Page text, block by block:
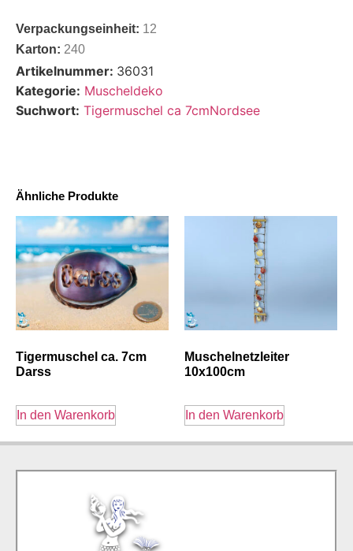
Verpackungseinheit: 12
Karton: 240
Artikelnummer: 36031
Kategorie: Muscheldeko
Suchwort: Tigermuschel ca 7cmNordsee
Ähnliche Produkte
Tigermuschel ca. 7cm
Darss
In den Warenkorb
Muschelnetzleiter
10x100cm
In den Warenkorb